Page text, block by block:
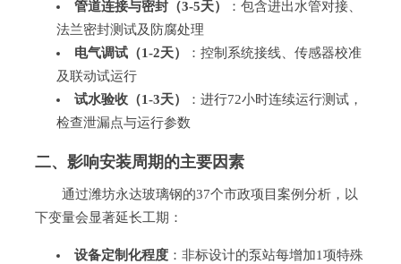
管道连接与密封（3-5天）
：包含进出水管对接、
法兰密封测试及防腐处理
电气调试（1-2天）
：控制系统接线、传感器校准
及联动试运行
试水验收（1-3天）
：进行72小时连续运行测试，
检查泄漏点与运行参数
二、影响安装周期的主要因素
通过潍坊永达玻璃钢的37个市政项目案例分析，以
下变量会显著延长工期：
设备定制化程度：非标设计的泵站每增加1项特殊